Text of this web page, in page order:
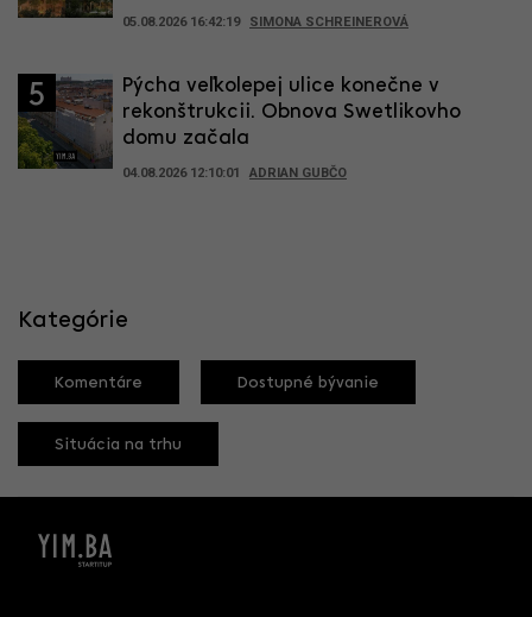
05.08.2026 16:42:19 SIMONA SCHREINEROVÁ
5
Pýcha veľkolepej ulice konečne v
rekonštrukcii. Obnova Swetlikovho
domu začala
04.08.2026 12:10:01 ADRIAN GUBČO
Kategórie
Komentáre Dostupné bývanie
Situácia na trhu